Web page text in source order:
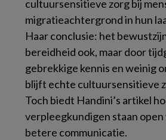
cultuursensitieve zorg bij
migratieachtergrond in hun
Haar conclusie: het
bereidheid ook, maar door
gebrekkige kennis en weinig
blijft echte cultuursensitieve
Toch biedt Handini’s artikel
verpleegkundigen staan
betere communicatie.